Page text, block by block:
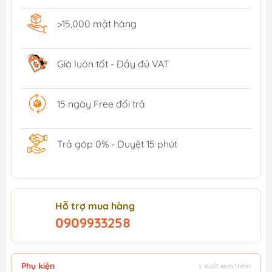
>15,000 mặt hàng
Giá luôn tốt - Đầy đủ VAT
15 ngày Free đổi trả
Trả góp 0% - Duyệt 15 phút
Hỗ trợ mua hàng
0909933258
Phụ kiện ↕ Vuốt xem thêm